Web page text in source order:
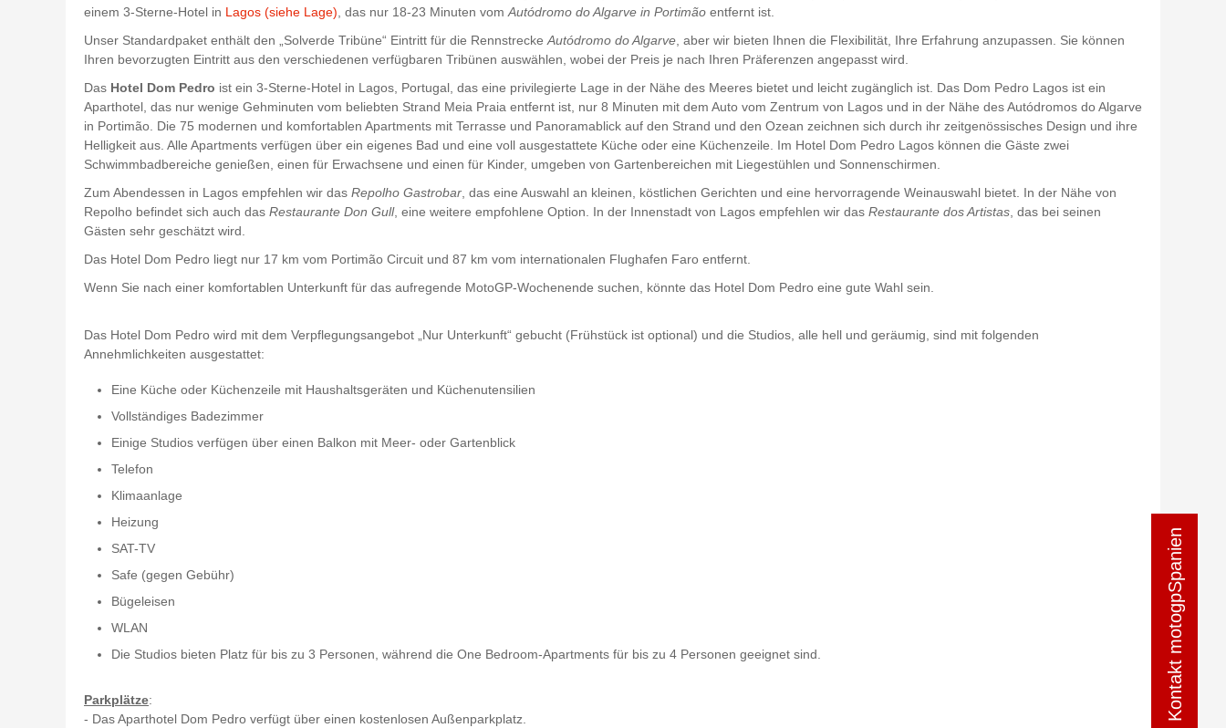
Kontakt motogpSpanien
Kontakt motogpSpanien
einem 3-Sterne-Hotel in Lagos (siehe Lage) , das nur 18-23 Minuten vom Autódromo do Algarve in Portimão entfernt ist.
Unser Standardpaket enthält den „Solverde Tribüne“ Eintritt für die Rennstrecke Autódromo do Algarve , aber wir bieten Ihnen die Flexibilität, Ihre Erfahrung anzupassen. Sie können
Ihren bevorzugten Eintritt aus den verschiedenen verfügbaren Tribünen auswählen, wobei der Preis je nach Ihren Präferenzen angepasst wird.
Das Hotel Dom Pedro ist ein 3-Sterne-Hotel in Lagos, Portugal, das eine privilegierte Lage in der Nähe des Meeres bietet und leicht zugänglich ist. Das Dom Pedro Lagos ist ein
Aparthotel, das nur wenige Gehminuten vom beliebten Strand Meia Praia entfernt ist, nur 8 Minuten mit dem Auto vom Zentrum von Lagos und in der Nähe des Autódromos do Algarve
in Portimão. Die 75 modernen und komfortablen Apartments mit Terrasse und Panoramablick auf den Strand und den Ozean zeichnen sich durch ihr zeitgenössisches Design und ihre
Helligkeit aus. Alle Apartments verfügen über ein eigenes Bad und eine voll ausgestattete Küche oder eine Küchenzeile. Im Hotel Dom Pedro Lagos können die Gäste zwei
Schwimmbadbereiche genießen, einen für Erwachsene und einen für Kinder, umgeben von Gartenbereichen mit Liegestühlen und Sonnenschirmen.
Zum Abendessen in Lagos empfehlen wir das Repolho Gastrobar , das eine Auswahl an kleinen, köstlichen Gerichten und eine hervorragende Weinauswahl bietet. In der Nähe von
Repolho befindet sich auch das Restaurante Don Gull, eine weitere empfohlene Option. In der Innenstadt von Lagos empfehlen wir das Restaurante dos Artistas , das bei seinen
Gästen sehr geschätzt wird.
Das Hotel Dom Pedro liegt nur 17 km vom Portimão Circuit und 87 km vom internationalen Flughafen Faro entfernt.
Wenn Sie nach einer komfortablen Unterkunft für das aufregende MotoGP-Wochenende suchen, könnte das Hotel Dom Pedro eine gute Wahl sein.
Das Hotel Dom Pedro wird mit dem Verpflegungsangebot „Nur Unterkunft“ gebucht (Frühstück ist optional) und die Studios, alle hell und geräumig, sind mit folgenden
Annehmlichkeiten ausgestattet:
Eine Küche oder Küchenzeile mit Haushaltsgeräten und Küchenutensilien
Vollständiges Badezimmer
Einige Studios verfügen über einen Balkon mit Meer- oder Gartenblick
Telefon
Klimaanlage
Heizung
SAT-TV
Safe (gegen Gebühr)
Bügeleisen
WLAN
Die Studios bieten Platz für bis zu 3 Personen, während die One Bedroom-Apartments für bis zu 4 Personen geeignet sind.
Parkplätze:
- Das Aparthotel Dom Pedro verfügt über einen kostenlosen Außenparkplatz.